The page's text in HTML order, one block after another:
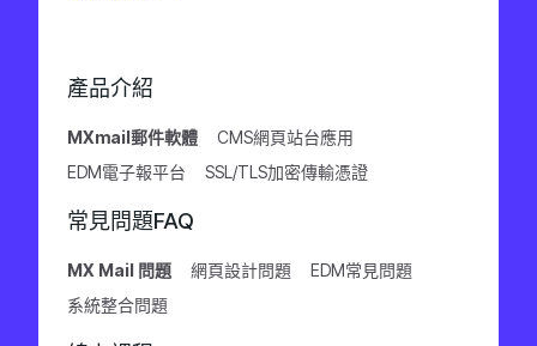
產品介紹
MXmail郵件軟體
CMS網頁站台應用
EDM電子報平台
SSL/TLS加密傳輸憑證
常見問題FAQ
MX Mail 問題 網頁設計問題
EDM常見問題
系統整合問題